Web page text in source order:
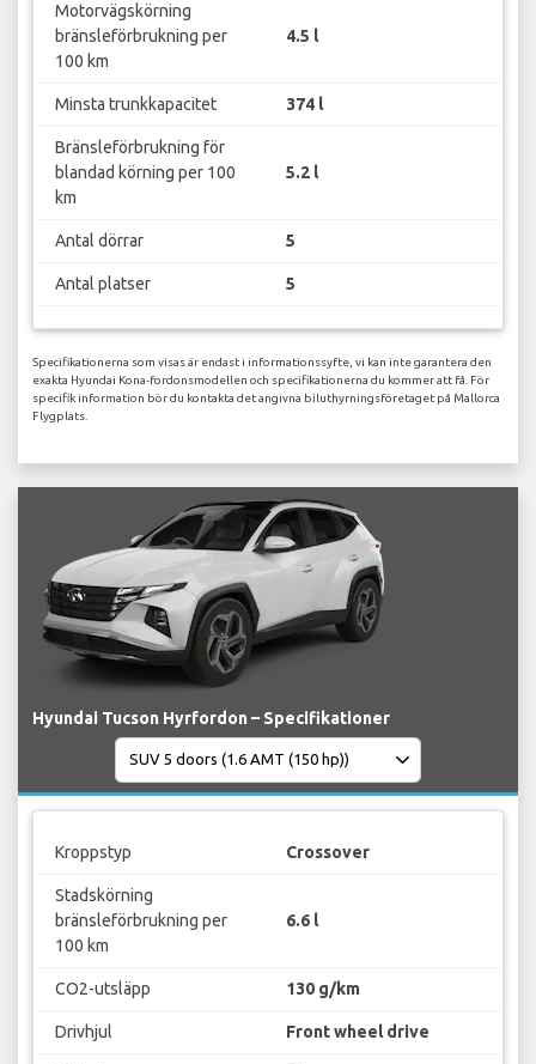
Motorvägskörning
bränsleförbrukning per
100 km
4.5 l
Minsta trunkkapacitet 374 l
Bränsleförbrukning för
blandad körning per 100
km
5.2 l
Antal dörrar 5
Antal platser 5
Specifikationerna som visas är endast i informationssyfte, vi kan inte garantera den
exakta Hyundai Kona-fordonsmodellen och specifikationerna du kommer att få. För
specifik information bör du kontakta det angivna biluthyrningsföretaget på Mallorca
Flygplats.
Hyundai Tucson Hyrfordon – Specifikationer
Kroppstyp Crossover
Stadskörning
bränsleförbrukning per
100 km
6.6 l
CO2-utsläpp 130 g/km
Drivhjul Front wheel drive